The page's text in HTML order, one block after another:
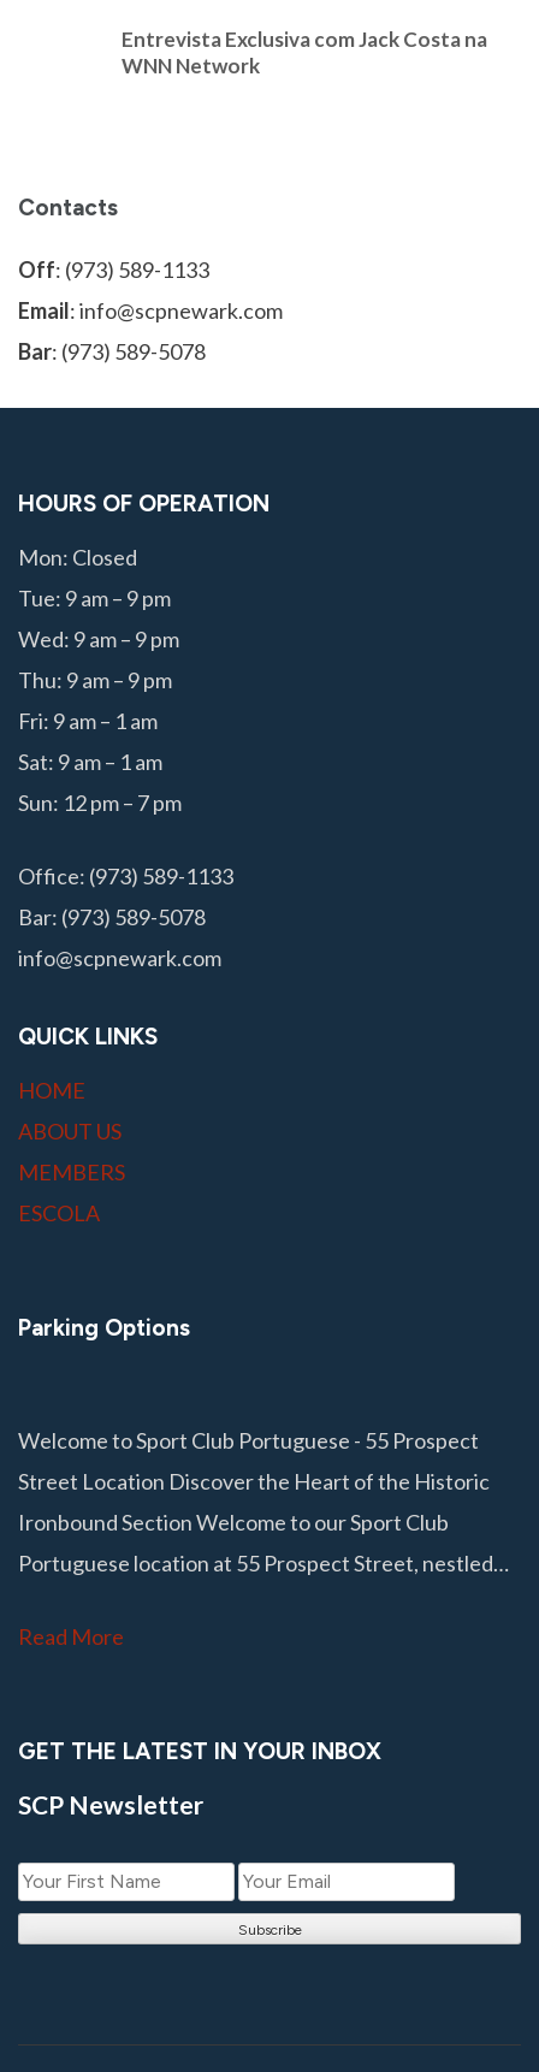
Entrevista Exclusiva com Jack Costa na
WNN Network
Contacts
Off: (973) 589-1133
Email: info@scpnewark.com
Bar: (973) 589-5078
HOURS OF OPERATION
Mon: Closed
Tue: 9 am – 9 pm
Wed: 9 am – 9 pm
Thu: 9 am – 9 pm
Fri: 9 am – 1 am
Sat: 9 am – 1 am
Sun: 12 pm – 7 pm
Office: (973) 589-1133
Bar: (973) 589-5078
info@scpnewark.com
QUICK LINKS
HOME
ABOUT US
MEMBERS
ESCOLA
Parking Options
Welcome to Sport Club Portuguese - 55 Prospect
Street Location Discover the Heart of the Historic
Ironbound Section Welcome to our Sport Club
Portuguese location at 55 Prospect Street, nestled…
Read More
GET THE LATEST IN YOUR INBOX
SCP Newsletter